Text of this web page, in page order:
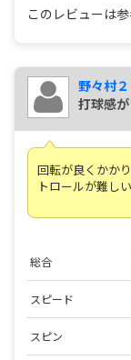
このレビューは
野々村２
打球感が
回転が良くかか
トロールが難し
総合
スピード
スピン